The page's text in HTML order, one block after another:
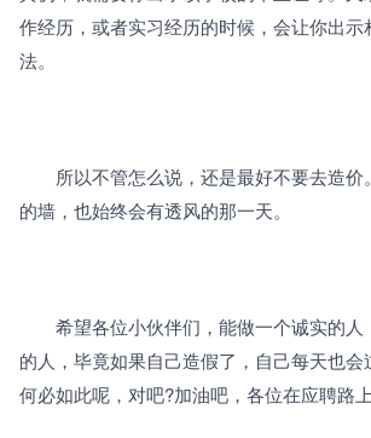
作经历，或者实习经历的时候，会让你出示
法。
所以不管怎么说，还是最好不要去造价
的墙，也始终会有透风的那一天。
希望各位小伙伴们，能做一个诚实的人
的人，毕竟如果自己造假了，自己每天也会
何必如此呢，对吧?加油吧，各位在应聘路